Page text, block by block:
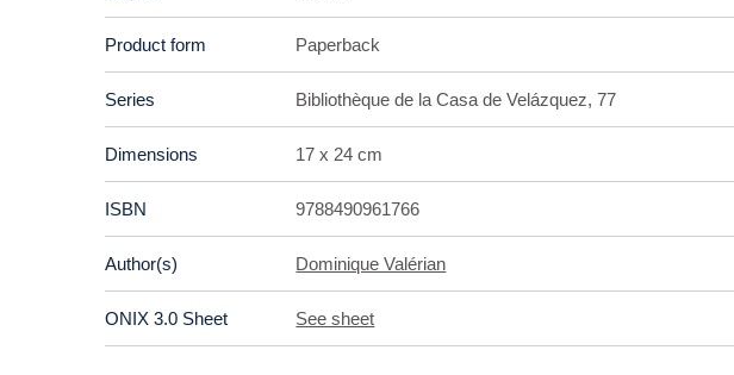
Product form Paperback
Series Bibliothèque de la Casa de Velázquez, 77
Dimensions 17 x 24 cm
ISBN 9788490961766
Author(s) Dominique Valérian
ONIX 3.0 Sheet See sheet